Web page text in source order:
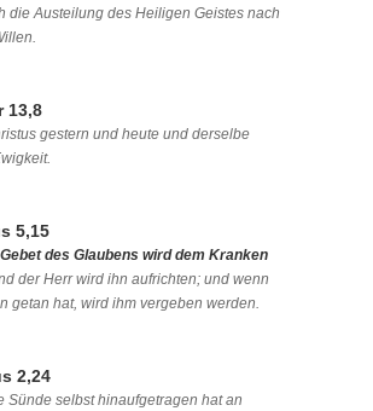
die Austeilung des Heiligen Geistes nach
13,8
gestern und heute und derselbe
5,15
des Glaubens wird dem Kranken
der Herr wird ihn aufrichten; und wenn
getan hat, wird ihm vergeben werden.
2,24
Sünde selbst hinaufgetragen hat an